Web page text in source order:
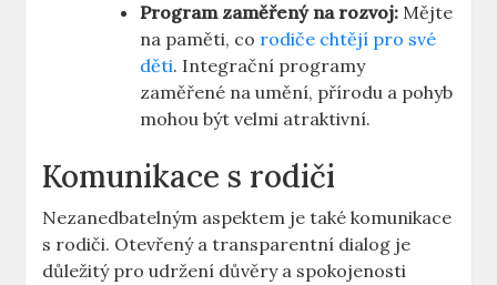
Program zaměřený na rozvoj: Mějte
na paměti, co rodiče chtějí pro své
děti. Integrační programy
zaměřené na umění, přírodu a pohyb
mohou být velmi atraktivní.
Komunikace s rodiči
Nezanedbatelným aspektem je také komunikace
s rodiči. Otevřený a transparentní dialog je
důležitý pro udržení důvěry a spokojenosti